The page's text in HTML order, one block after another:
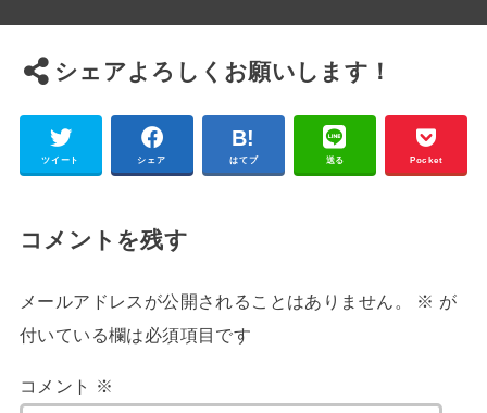
シェアよろしくお願いします！
ツイート シェア はてブ 送る Pocket
コメントを残す
メールアドレスが公開されることはありません。 ※ が
付いている欄は必須項目です
コメント ※